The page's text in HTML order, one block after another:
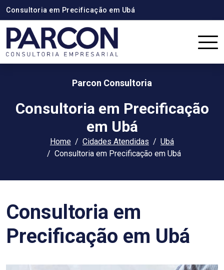
Consultoria em Precificação em Ubá
Parcon Consultoria
Consultoria em Precificação
em Ubá
Home Cidades Atendidas
Ubá
Consultoria em Precificação em Ubá
Consultoria em
Precificação em Ubá